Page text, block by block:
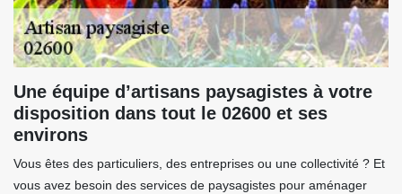
Une équipe d’artisans paysagistes à votre
disposition dans tout le 02600 et ses
environs
Vous êtes des particuliers, des entreprises ou une collectivité ? Et
vous avez besoin des services de paysagistes pour aménager